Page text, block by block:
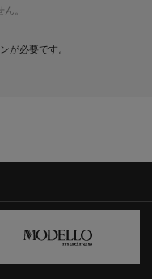
。
が必要です。